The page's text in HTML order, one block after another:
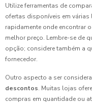
Utilize ferramentas de
ofertas disponíveis em
rapidamente onde encontrar
melhor preço. Lembre-se de
opção; considere também a
fornecedor.
Outro aspecto a ser
descontos. Muitas lojas
compras em quantidade ou